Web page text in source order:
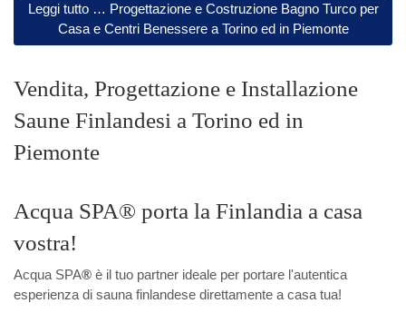
Leggi tutto … Progettazione e Costruzione Bagno Turco per
Casa e Centri Benessere a Torino ed in Piemonte
Vendita, Progettazione e Installazione
Saune Finlandesi a Torino ed in
Piemonte
Acqua SPA® porta la Finlandia a casa
vostra!
Acqua SPA® è il tuo partner ideale per portare l'autentica
esperienza di sauna finlandese direttamente a casa tua!